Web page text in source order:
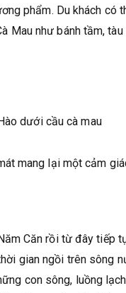
phẩm. Du khách có
Mau như bánh tầm,
mang lại một cảm
Căn rồi từ đây tiếp
gian ngồi trên sông
con sông, luồng